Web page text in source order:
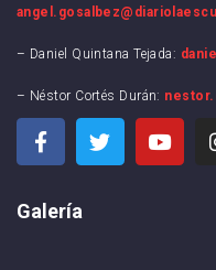
– Daniel Quintana Tejada:
– Néstor Cortés Durán:
Galería